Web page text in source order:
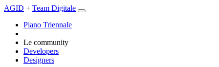
AGID + Team Digitale
Piano Triennale
Le community
Developers
Designers